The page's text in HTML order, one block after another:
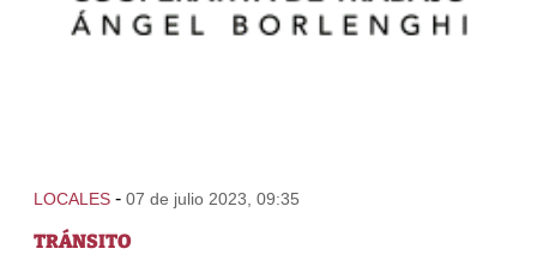
LOCALES - 07 de julio 2023, 09:35
TRÁNSITO